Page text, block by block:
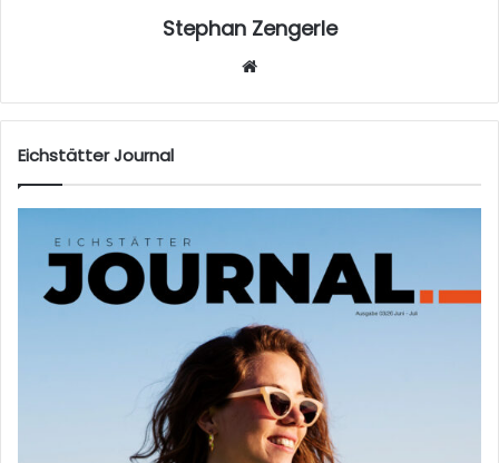
Stephan Zengerle
sei
Eichstätter Journal